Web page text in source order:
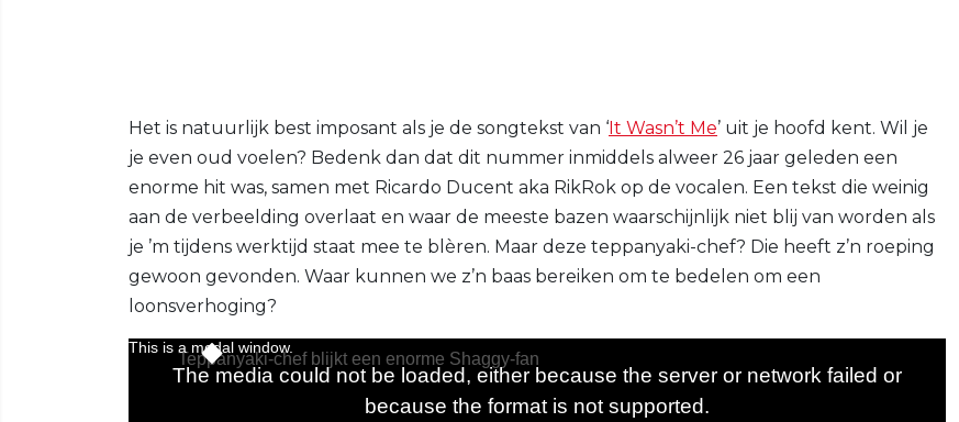
Het is natuurlijk best imposant als je de songtekst van ‘It Wasn’t Me’ uit je hoofd kent. Wil je
je even oud voelen? Bedenk dan dat dit nummer inmiddels alweer 26 jaar geleden een
enorme hit was, samen met Ricardo Ducent aka RikRok op de vocalen. Een tekst die weinig
aan de verbeelding overlaat en waar de meeste bazen waarschijnlijk niet blij van worden als
je ’m tijdens werktijd staat mee te blèren. Maar deze teppanyaki-chef? Die heeft z’n roeping
gewoon gevonden. Waar kunnen we z’n baas bereiken om te bedelen om een
loonsverhoging?